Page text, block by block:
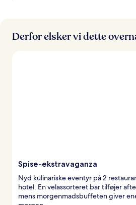
Derfor elsker vi dette
Spise-ekstravaganza
Nyd kulinariske eventyr på 2
hotel. En velassorteret bar tilføjer
mens morgenmadsbuffeten giver